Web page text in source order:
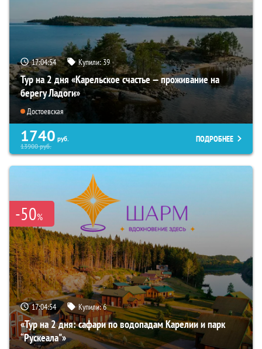
17:04:53 Купили:39
Тур на 2 дня «Карельское счастье — проживание на
берегу Ладоги»
Достоевская
1740 руб.
13900руб.
ПОДРОБНЕЕ
-50%
17:04:53 Купили:6
«Тур на 2 дня: сафари по водопадам Карелии и парк
“Рускеала"»